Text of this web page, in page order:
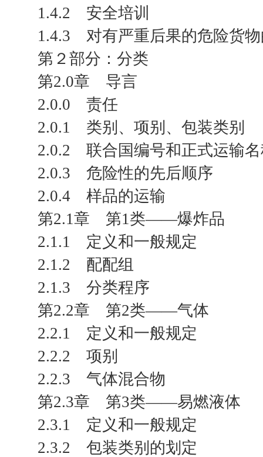
1.4.2 安全培训
1.4.3 对有严重后果的危险货
第２部分：分类
第2.0章 导言
2.0.0 责任
2.0.1 类别、项别、包装类别
2.0.2 联合国编号和正式运输
2.0.3 危险性的先后顺序
2.0.4 样品的运输
第2.1章 第1类——爆炸品
2.1.1 定义和一般规定
2.1.2 配配组
2.1.3 分类程序
第2.2章 第2类——气体
2.2.1 定义和一般规定
2.2.2 项别
2.2.3 气体混合物
第2.3章 第3类——易燃液体
2.3.1 定义和一般规定
2.3.2 包装类别的划定